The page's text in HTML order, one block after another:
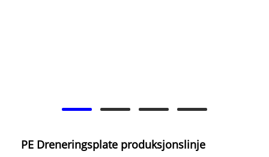
PE Dreneringsplate produksjonslinje